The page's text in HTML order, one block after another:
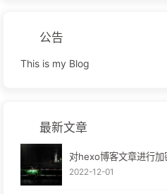
公告
This is my Blog
最新文章
对hexo博客文章进行
2022-12-01